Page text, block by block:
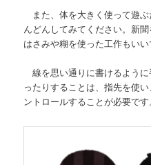
また、体を大きく使って遊
んどんしてみてください。 新
はさみや糊を使った工作もいい
線を思い通りに書けるよう
ったりすることは、指先を使
ントロールすることが必要です。